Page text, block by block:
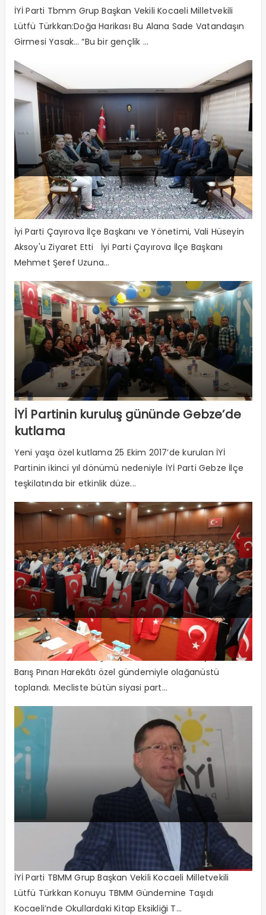
İYİ Parti Tbmm Grup Başkan Vekili Kocaeli Milletvekili
Lütfü Türkkan:Doğa Harikası Bu Alana Sade Vatandaşın
Girmesi Yasak… “Bu bir gençlik ...
İYİ Parti Çayırova’dan Vali Aksoy’a
Ziyaret
İyi Parti Çayırova İlçe Başkanı ve Yönetimi, Vali Hüseyin
Aksoy'u Ziyaret Etti İyi Parti Çayırova İlçe Başkanı
Mehmet Şeref Uzuna...
İYİ Partinin kuruluş gününde Gebze’de
kutlama
Yeni yaşa özel kutlama 25 Ekim 2017’de kurulan İYİ
Partinin ikinci yıl dönümü nedeniyle İYİ Parti Gebze İlçe
teşkilatında bir etkinlik düze...
Mehmetçik’e “arkanızdayız” mesajı
Darıca’dan Mehmetçik’e selam Darıca Belediye Meclisi,
Barış Pınarı Harekâtı özel gündemiyle olağanüstü
toplandı. Mecliste bütün siyasi part...
“Ücretsiz Dağıtılan Ders Kitapları
Nerede? “
İYİ Parti TBMM Grup Başkan Vekili Kocaeli Milletvekili
Lütfü Türkkan Konuyu TBMM Gündemine Taşıdı
Kocaeli’nde Okullardaki Kitap Eksikliği T...